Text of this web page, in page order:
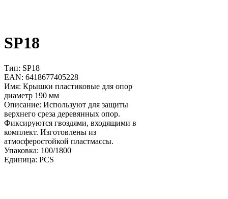
SP18
Тип: SP18
EAN: 6418677405228
Имя: Крышки пластиковые для опор
диаметр 190 мм
Описание: Используют для защиты
верхнего среза деревянных опор.
Фиксируются гвоздями, входящими в
комплект. Изготовлены из
атмосферостойкой пластмассы.
Упаковка: 100/1800
Единица: PCS